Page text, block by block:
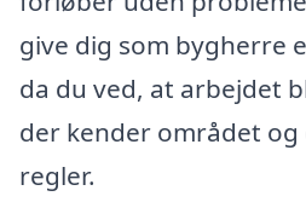
give dig som bygherre
da du ved, at arbejdet
der kender området og
regler.